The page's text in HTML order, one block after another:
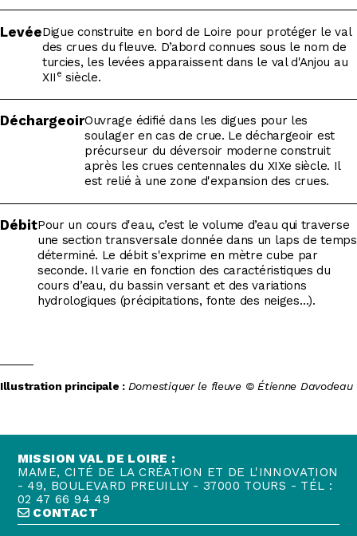
LevéeDigue construite en bord de Loire pour protéger le val
des crues du fleuve. D’abord connues sous le nom de
turcies, les levées apparaissent dans le val d'Anjou au
XII e siècle.
DéchargeoirOuvrage édifié dans les digues pour les
soulager en cas de crue. Le déchargeoir est
précurseur du déversoir moderne construit
après les crues centennales du XIXe siècle. Il
est relié à une zone d'expansion des crues.
DébitPour un cours d'eau, c’est le volume d’eau qui traverse
une section transversale donnée dans un laps de temps
déterminé. Le débit s'exprime en mètre cube par
seconde. Il varie en fonction des caractéristiques du
cours d’eau, du bassin versant et des variations
hydrologiques (précipitations, fonte des neiges…).
Illustration principale : Domestiquer le fleuve © Étienne Davodeau
MISSION VAL DE LOIRE :
MAME, CITÉ DE LA CRÉATION ET DE L'INNOVATION
- 49, BOULEVARD PREUILLY - 37000 TOURS - TÉL :
02 47 66 94 49
CONTACT